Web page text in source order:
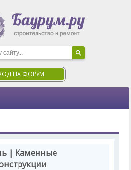
НА ФОРУМ
| Каменные